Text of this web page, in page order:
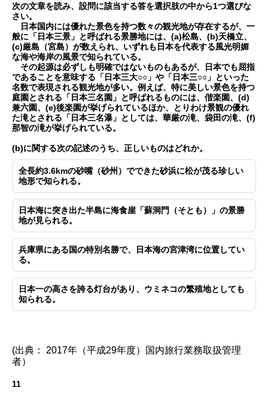
次の文章を読み、設問に該当する答を選択肢の中から1つ選びな
さい。
日本国内には優れた景色を持つ数々の観光地が存在するが、一
般に「日本三景」と呼ばれる景勝地には、(a)松島、(b)天橋立、
(c)厳島（宮島）が数えられ、いずれも日本を代表する風光明媚
な海や海岸の風景で知られている。
その起源は必ずしも明確ではないものもあるが、日本でも屈指
であることを意味する「日本三大○○」や「日本三○○」といった
名数で表現される観光地が多い。例えば、特に美しい景色を持つ
庭園とされる「日本三名園」と呼ばれるものには、偕楽園、(d)
兼六園、(e)後楽園が挙げられているほか、とりわけ景観の優れ
た滝とされる「日本三名瀑」としては、華厳の滝、袋田の滝、(f)
那智の滝が挙げられている。
(b)に関する次の記述のうち、正しいものはどれか。
全長約3.6kmの砂嘴（砂州）でできた砂浜に松が茂る珍しい
地形で知られる。
日本海に突き出た半島に海食崖「蘇洞門（そとも）」の景勝
地が見られる。
兵庫県にある国の特別名勝で、日本海の宮津湾に位置してい
る。
日本一の高さを誇る灯台があり、ウミネコの繁殖地としても
知られる。
(出典： 2017年（平成29年度）国内旅行業務取扱管理
者）
11